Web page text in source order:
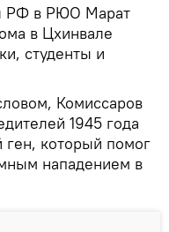
РФ в РЮО Марат
в Цхинвале
студенты и
Комиссаров
1945 года
ген, который помог
нападением в